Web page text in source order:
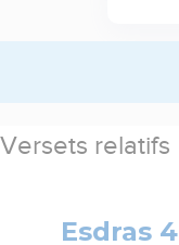
Versets relatifs
Esdras 4